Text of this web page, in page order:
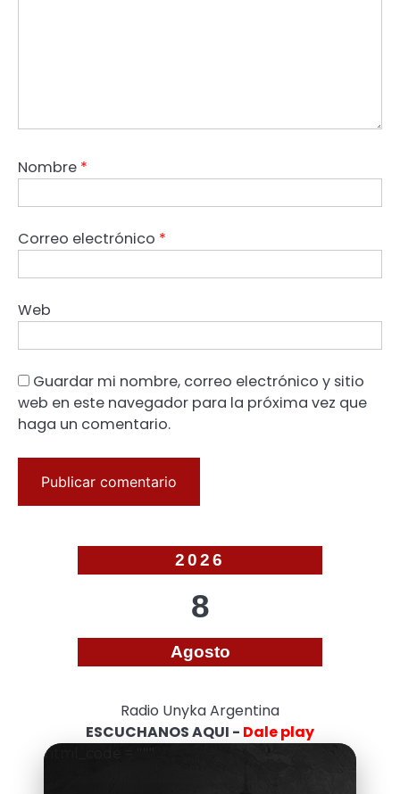
Nombre *
Correo electrónico *
Web
Guardar mi nombre, correo electrónico y sitio
web en este navegador para la próxima vez que
haga un comentario.
2026
8
Agosto
Radio Unyka Argentina
ESCUCHANOS AQUI - Dale play